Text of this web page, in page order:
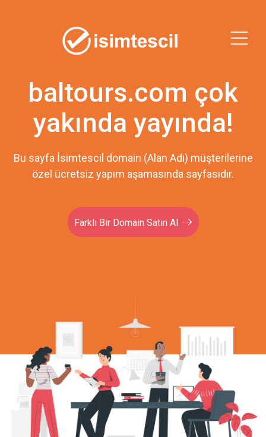
baltours.com çok
yakında yayında!
Bu sayfa İsimtescil domain (Alan Adı) müşterilerine
özel ücretsiz yapım aşamasında sayfasıdır.
Farklı Bir Domain Satın Al